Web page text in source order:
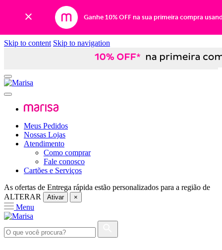
Ganhe 10% OFF na sua primeira compra
Skip to content Skip to navigation
Meus Pedidos
Nossas Lojas
Atendimento
Como comprar
Fale conosco
Cartões e Serviços
As ofertas de Entrega rápida estão personalizados para a região de
ALTERAR
Ativar ×
Menu